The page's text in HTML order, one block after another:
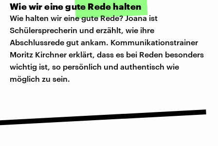
Wie wir eine gute Rede halten
Wie halten wir eine gute Rede? Joana ist
Schülersprecherin und erzählt, wie ihre
Abschlussrede gut ankam. Kommunikationstrainer
Moritz Kirchner erklärt, dass es bei Reden besonders
wichtig ist, so persönlich und authentisch wie
möglich zu sein.